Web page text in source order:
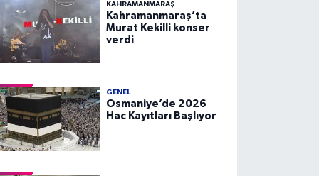
KAHRAMANMARAŞ
Kahramanmaraş’ta
Murat Kekilli konser
verdi
GENEL
Osmaniye’de 2026
Hac Kayıtları Başlıyor